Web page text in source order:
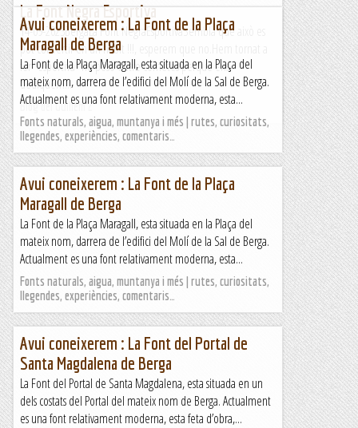
La Font Negra Esportiva
14-09-2023BergaLa Font NegraEsportivaSembla que això es
pot convertir en un hàbit !!!, esperem que no.Hem tornat a
fer "esportiva" ho poso entre cometes perquè ens
dediquem...
Blog del Guillem 2
Avui coneixerem : La Font de la Plaça
Maragall de Berga
La Font de la Plaça Maragall, esta situada en la Plaça del
mateix nom, darrera de l’edifici del Molí de la Sal de Berga.
Actualment es una font relativament moderna, esta...
Fonts naturals, aigua, muntanya i més | rutes, curiositats,
llegendes, experiències, comentaris…
Avui coneixerem : La Font de la Plaça
Maragall de Berga
La Font de la Plaça Maragall, esta situada en la Plaça del
mateix nom, darrera de l’edifici del Molí de la Sal de Berga.
Actualment es una font relativament moderna, esta...
Fonts naturals, aigua, muntanya i més | rutes, curiositats,
llegendes, experiències, comentaris…
Avui coneixerem : La Font del Portal de
Santa Magdalena de Berga
La Font del Portal de Santa Magdalena, esta situada en un
dels costats del Portal del mateix nom de Berga. Actualment
es una font relativament moderna, esta feta d’obra,...